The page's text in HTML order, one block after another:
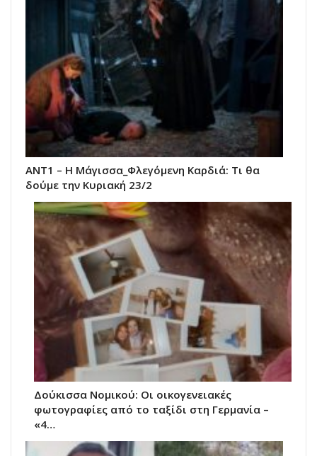
ANT1 – Η Μάγισσα_Φλεγόμενη Καρδιά: Τι θα
δούμε την Κυριακή 23/2
Δούκισσα Νομικού: Οι οικογενειακές
φωτογραφίες από το ταξίδι στη Γερμανία –
«4…